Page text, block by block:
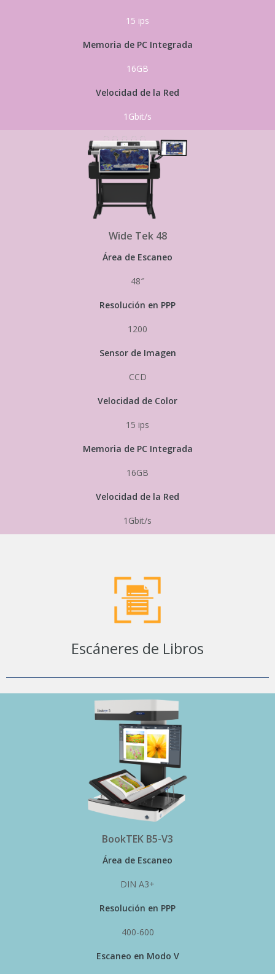
15 ips
Memoria de PC Integrada
16GB
Velocidad de la Red
1Gbit/s
Wide Tek 48
Área de Escaneo
48″
Resolución en PPP
1200
Sensor de Imagen
CCD
Velocidad de Color
15 ips
Memoria de PC Integrada
16GB
Velocidad de la Red
1Gbit/s
Escáneres de Libros
BookTEK B5-V3
Área de Escaneo
DIN A3+
Resolución en PPP
400-600
Escaneo en Modo V